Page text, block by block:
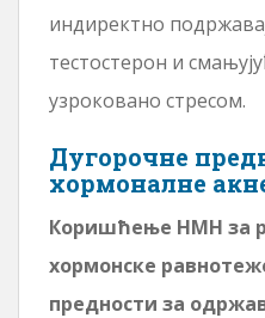
индиректно
тестостерон и
узроковано стресом.
Дугорочне
хормоналне
Коришћење НМН за
хормонске
предности за